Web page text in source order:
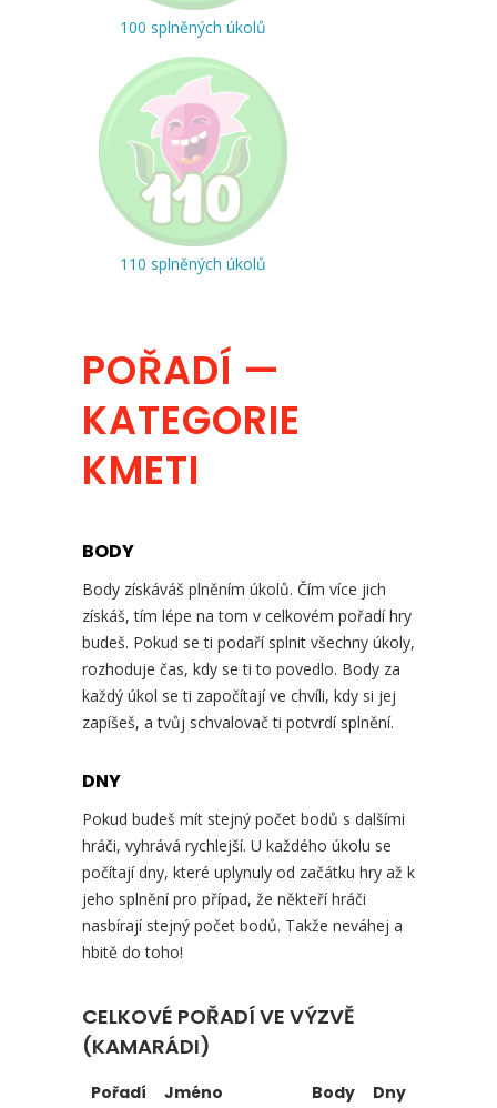
100 splněných úkolů
110 splněných úkolů
POŘADÍ —
KATEGORIE
KMETI
BODY
Body získáváš plněním úkolů. Čím více jich
získáš, tím lépe na tom v celkovém pořadí hry
budeš. Pokud se ti podaří splnit všechny úkoly,
rozhoduje čas, kdy se ti to povedlo. Body za
každý úkol se ti započítají ve chvíli, kdy si jej
zapíšeš, a tvůj schvalovač ti potvrdí splnění.
DNY
Pokud budeš mít stejný počet bodů s dalšími
hráči, vyhrává rychlejší. U každého úkolu se
počítají dny, které uplynuly od začátku hry až k
jeho splnění pro případ, že někteří hráči
nasbírají stejný počet bodů. Takže neváhej a
hbitě do toho!
CELKOVÉ POŘADÍ VE VÝZVĚ
(KAMARÁDI)
Pořadí Jméno Body Dny